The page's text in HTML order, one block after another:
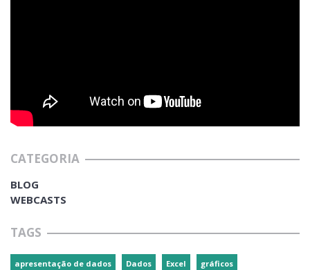
CATEGORIA
BLOG
WEBCASTS
TAGS
apresentação de dados Dados Excel gráficos